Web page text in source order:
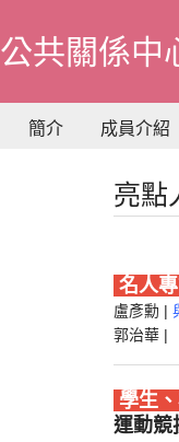
公共關係中
簡介 成員介紹
亮點
名人
盧彥勳 |
郭治華 |
學生
運動競